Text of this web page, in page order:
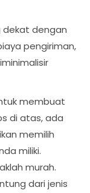
dekat dengan
pengiriman,
membuat
di atas, ada
memilih
miliki.
murah.
dari jenis